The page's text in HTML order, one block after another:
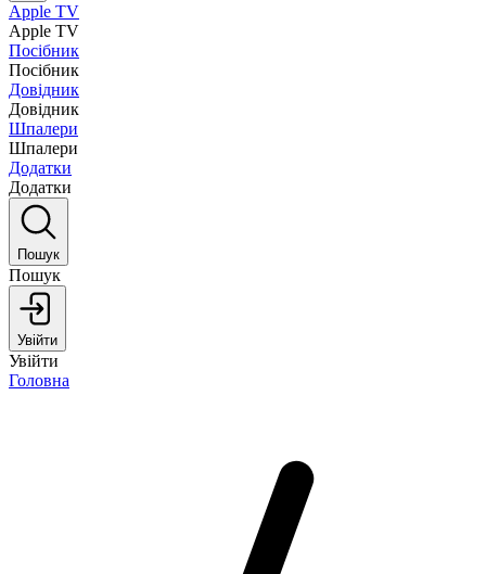
Apple TV
Apple TV
Посібник
Посібник
Довідник
Довідник
Шпалери
Шпалери
Додатки
Додатки
Пошук
Пошук
Увійти
Увійти
Головна